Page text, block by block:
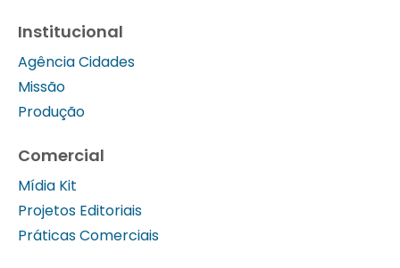
Institucional
Agência Cidades
Missão
Produção
Comercial
Mídia Kit
Projetos Editoriais
Práticas Comerciais